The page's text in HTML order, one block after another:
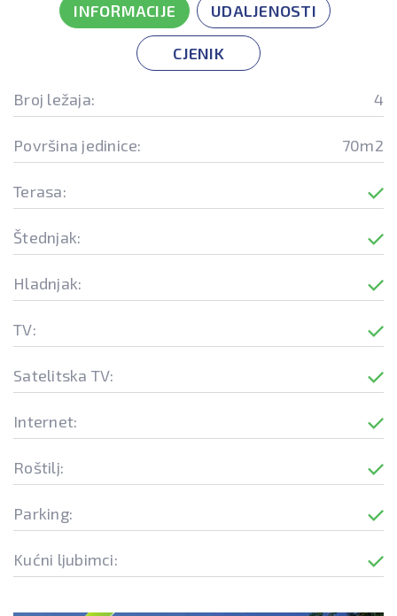
INFORMACIJE UDALJENOSTI
CJENIK
Broj ležaja: 4
Površina jedinice: 70m2
Terasa:
Štednjak:
Hladnjak:
TV:
Satelitska TV:
Internet:
Roštilj:
Parking:
Kućni ljubimci: